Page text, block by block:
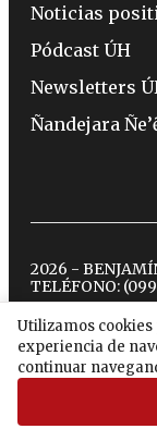
Utilizamos
experiencia de
continuar
Noticias
Pódcast ÚH
Newsletters
Ñandejara
2026 -
TELÉFONO:
twitter